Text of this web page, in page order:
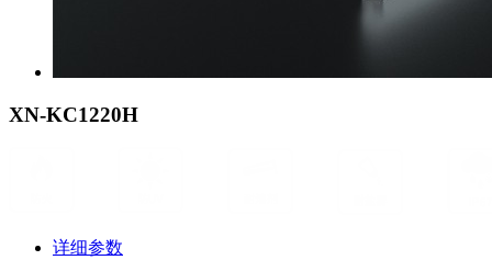
XN-KC1220H
详细参数